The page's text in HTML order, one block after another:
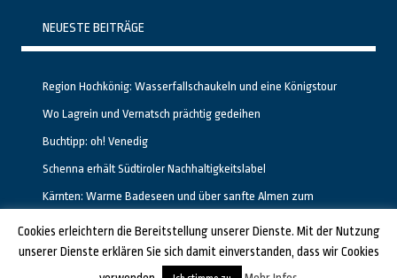
NEUESTE BEITRÄGE
Region Hochkönig: Wasserfallschaukeln und eine Königstour
Wo Lagrein und Vernatsch prächtig gedeihen
Buchtipp: oh! Venedig
Schenna erhält Südtiroler Nachhaltigkeitslabel
Kärnten: Warme Badeseen und über sanfte Almen zum
GESTALTET UND PROGRAMMIERT VON ALBERTO & FRANZ BEI LUCID.BERLIN
Cookies erleichtern die Bereitstellung unserer Dienste. Mit der Nutzung
unserer Dienste erklären Sie sich damit einverstanden, dass wir Cookies